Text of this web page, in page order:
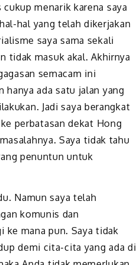
menarik karena saya
hal yang telah dikerjakan
saya sama sekali
tidak masuk akal. Akhirnya
semacam ini
ada satu jalan yang
Jadi saya berangkat
perbatasan dekat Hong
Saya tidak tahu
penuntun untuk
Namun saya telah
komunis dan
ke mana pun. Saya tidak
demi cita-cita yang ada di